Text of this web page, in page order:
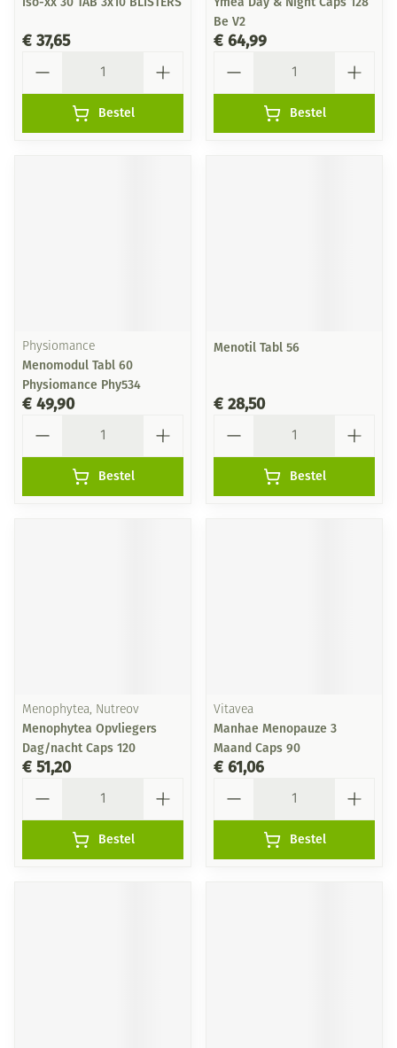
€ 37,65
Bestel
Be V2
€ 64,99
Bestel
Physiomance
Menomodul Tabl 60
Physiomance Phy534
€ 49,90
Bestel
Menotil Tabl 56
€ 28,50
Bestel
Menophytea, Nutreov
Menophytea Opvliegers
Dag/nacht Caps 120
€ 51,20
Bestel
Vitavea
Manhae Menopauze 3
Maand Caps 90
€ 61,06
Bestel